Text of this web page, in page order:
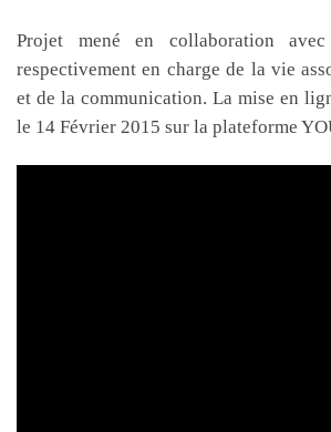
Projet mené en collaboration avec
respectivement en charge de la vie
et de la communication. La mise en
le 14 Février 2015 sur la plateforme